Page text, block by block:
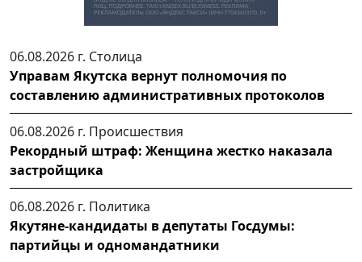
06.08.2026 г. Столица
Управам Якутска вернут полномочия по
составлению административных протоколов
06.08.2026 г. Происшествия
Рекордный штраф: Женщина жестко наказала
застройщика
06.08.2026 г. Политика
Якутяне-кандидаты в депутаты Госдумы:
партийцы и одномандатники